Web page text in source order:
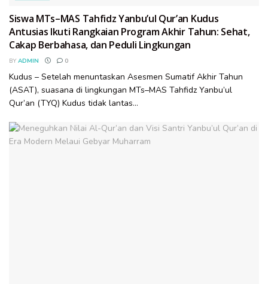
Siswa MTs–MAS Tahfidz Yanbu’ul Qur’an Kudus
Antusias Ikuti Rangkaian Program Akhir Tahun: Sehat,
Cakap Berbahasa, dan Peduli Lingkungan
BY ADMIN 0
Kudus – Setelah menuntaskan Asesmen Sumatif Akhir Tahun
(ASAT), suasana di lingkungan MTs–MAS Tahfidz Yanbu’ul
Qur’an (TYQ) Kudus tidak lantas...